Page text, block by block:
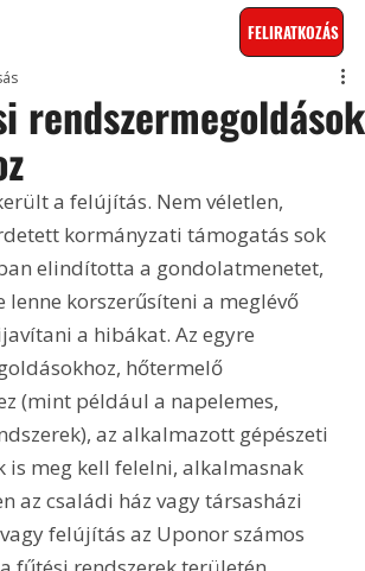
FELIRATKOZÁS
rendszermegoldások
a felújítás. Nem véletlen,
kormányzati támogatás sok
elindította a gondolatmenetet,
lenne korszerűsíteni a meglévő
a hibákat. Az egyre
hőtermelő
(mint például a napelemes,
az alkalmazott gépészeti
is meg kell felelni, alkalmasnak
az családi ház vagy társasházi
felújítás az Uponor számos